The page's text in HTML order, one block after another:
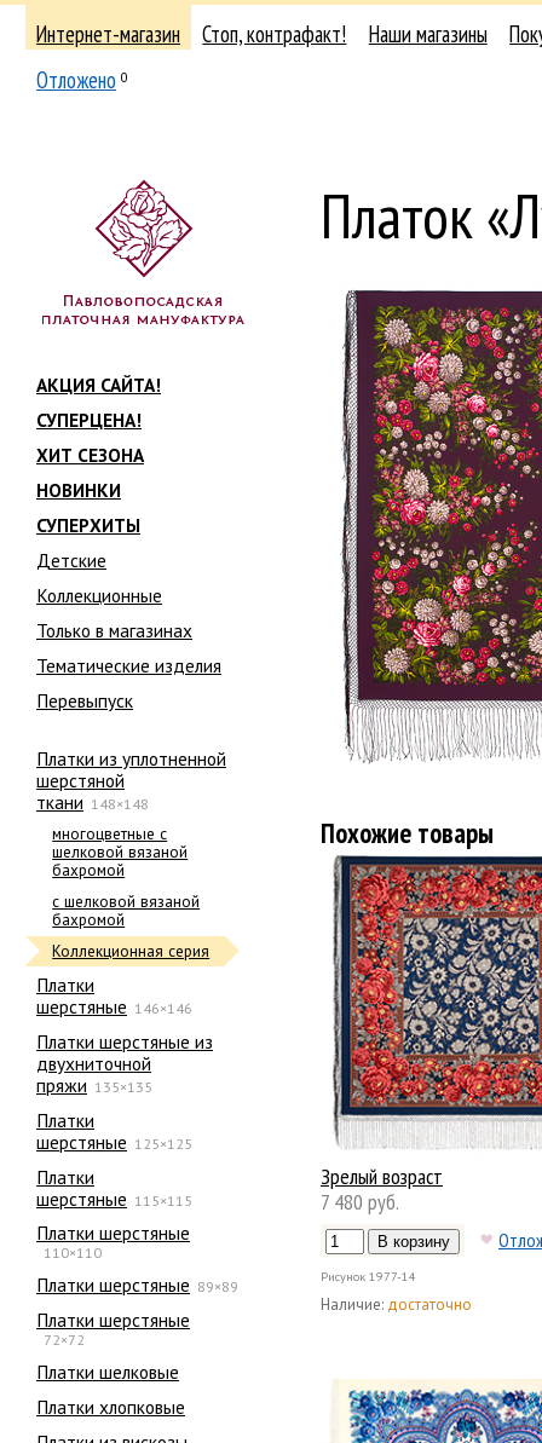
Интернет-магазин Стоп, контрафакт! Наши магазины
Отложено 0
АКЦИЯ САЙТА!
СУПЕРЦЕНА!
ХИТ СЕЗОНА
НОВИНКИ
СУПЕРХИТЫ
Детские
Коллекционные
Только в магазинах
Тематические изделия
Перевыпуск
Платки из уплотненной
шерстяной
ткани 148×148
многоцветные с
шелковой вязаной
бахромой
с шелковой вязаной
бахромой
Коллекционная серия
Платки
шерстяные 146×146
Платки шерстяные из
двухниточной
пряжи 135×135
Платки
шерстяные 125×125
Платки
шерстяные 115×115
Платки шерстяные
110×110
Платки шерстяные 89×89
Платки шерстяные
72×72
Платки шелковые
Платки хлопковые
Платок
Похожие товары
Зрелый возраст
7 480 руб.
Рисунок 1977-14
Наличие: достаточно